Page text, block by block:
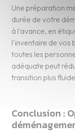
Une préparation
durée de votre
à l'avance, en
l'inventaire de vos
toutes les
adéquate peut
transition plus
Conclusion :